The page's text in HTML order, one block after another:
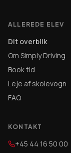
ALLEREDE ELEV
Dit overblik
Om Simply Driving
Book tid
Leje af skolevogn
FAQ
KONTAKT
+45 44 16 50 00